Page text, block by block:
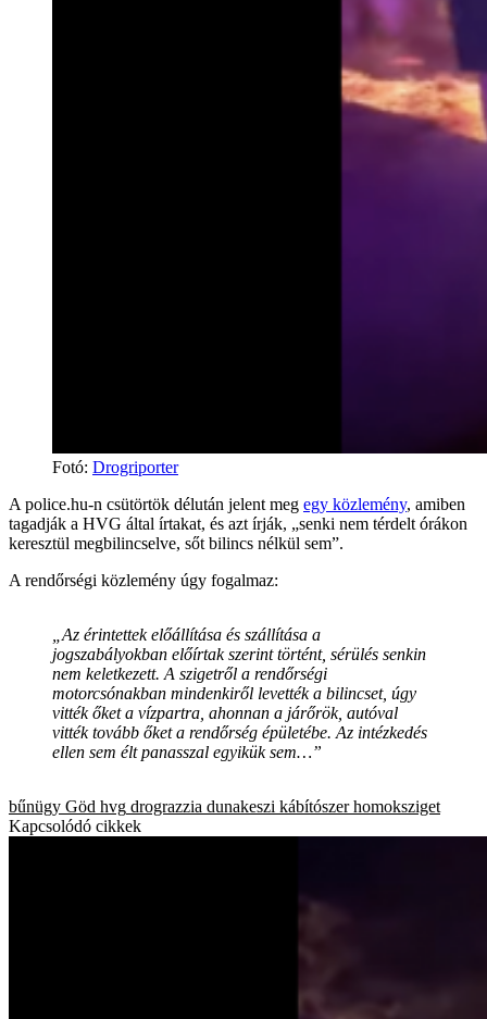
Fotó: Drogriporter
A police.hu-n csütörtök délután jelent meg egy közlemény, amiben
tagadják a HVG által írtakat, és azt írják, „senki nem térdelt órákon
keresztül megbilincselve, sőt bilincs nélkül sem”.
A rendőrségi közlemény úgy fogalmaz:
„Az érintettek előállítása és szállítása a
jogszabályokban előírtak szerint történt, sérülés senkin
nem keletkezett. A szigetről a rendőrségi
motorcsónakban mindenkiről levették a bilincset, úgy
vitték őket a vízpartra, ahonnan a járőrök, autóval
vitték tovább őket a rendőrség épületébe. Az intézkedés
ellen sem élt panasszal egyikük sem…”
bűnügy Göd hvg drograzzia dunakeszi kábítószer homoksziget
Kapcsolódó cikkek